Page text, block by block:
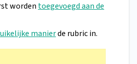
worden toegevoegd aan de
manierde rubric in.